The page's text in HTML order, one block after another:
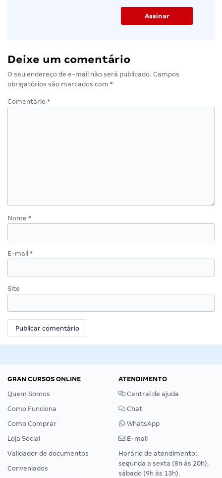
Deixe um comentário
O seu endereço de e-mail não será publicado. Campos
obrigatórios são marcados com *
Comentário *
Nome *
E-mail *
Site
GRAN CURSOS ONLINE
Quem Somos
Como Funciona
Como Comprar
Loja Social
Validador de documentos
Conveniados
ATENDIMENTO
Central de ajuda
Chat
WhatsApp
E-mail
Horário de atendimento:
segunda a sexta (8h às 20h),
sábado (9h às 13h).